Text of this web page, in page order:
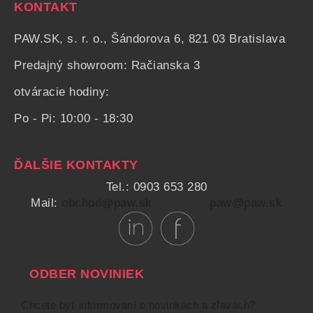
KONTAKT
PAW.SK, s. r. o., Šándorova 6, 821 03 Bratislava
Predajný showroom: Račianska 3
otváracie hodiny:
Po - Pi: 10:00 - 18:30
ĎALŠIE KONTAKTY
Tel.: 0903 653 280
Mail:
ODBER NOVINIEK